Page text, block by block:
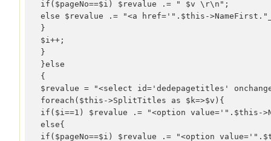
if($pageNo==$i) $revalue .= " $v \r\n";
else $revalue .= "<a href='".$this-
}
$i++;
}
}else
{
$revalue = "<select id='dedepagetitles'
foreach($this->SplitTitles as $k=>$v){
if($i==1) $revalue .= "<option value='".$this-
else{
if($pageNo==$i) $revalue .= "<option